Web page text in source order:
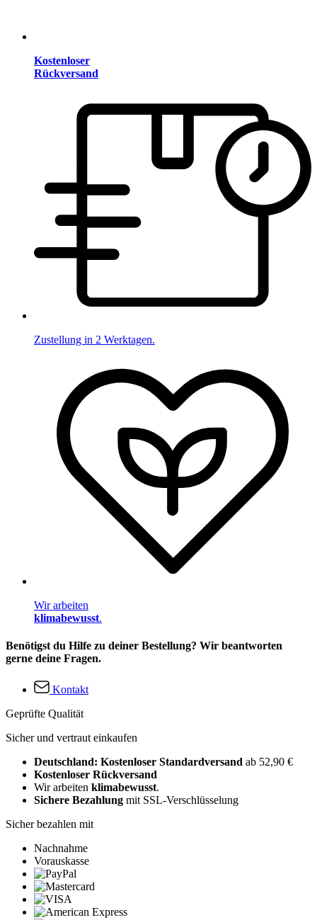
Kostenloser
Rückversand
Zustellung in 2 Werktagen.
Wir arbeiten
klimabewusst.
Benötigst du Hilfe zu deiner Bestellung? Wir beantworten
gerne deine Fragen.
Kontakt
Geprüfte Qualität
Sicher und vertraut einkaufen
Deutschland: Kostenloser Standardversand ab 52,90 €
Kostenloser Rückversand
Wir arbeiten klimabewusst.
Sichere Bezahlung mit SSL-Verschlüsselung
Sicher bezahlen mit
Nachnahme
Vorauskasse